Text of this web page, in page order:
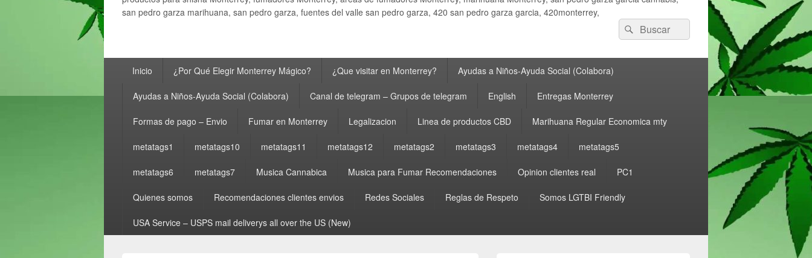
san pedro garza marihuana, san pedro garza, fuentes del valle san pedro garza, 420 san pedro garza garcia, 420monterrey,
Buscar
por:
Buscar
principalInicio ¿Por Qué Elegir Monterrey Mágico? ¿Que visitar en Monterrey? Ayudas a Niños-Ayuda Social (Colabora)
Ayudas a Niños-Ayuda Social (Colabora) Canal de telegram – Grupos de telegram English Entregas Monterrey
Formas de pago – Envio Fumar en Monterrey Legalizacion Linea de productos CBD Marihuana Regular Economica mty
metatags1 metatags10 metatags11 metatags12 metatags2 metatags3 metatags4 metatags5
metatags6 metatags7 Musica Cannabica Musica para Fumar Recomendaciones Opinion clientes real PC1
Quienes somos Recomendaciones clientes envios Redes Sociales Reglas de Respeto Somos LGTBI Friendly
USA Service – USPS mail deliverys all over the US (New)